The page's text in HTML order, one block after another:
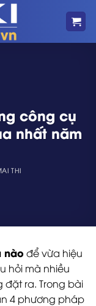
công cụ
nhất năm
THI
nào để vừa hiệu
hỏi mà nhiều
đặt ra. Trong bài
4 phương pháp